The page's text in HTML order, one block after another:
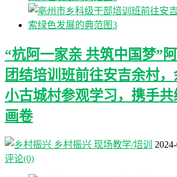
“杭阿一家亲 共筑中国梦”
团结培训班前往安吉余村，
小古城村参观学习，携手
画卷
乡村振兴 现场教学/培训
评论(0)